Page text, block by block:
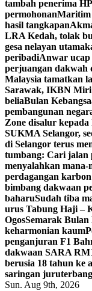
tambah penerima
permohonanMaritim
hasil tangkapan
LRA Kedah, tolak
gesa nelayan
peribadiAnwar ucap
perjuangan dakwah
Malaysia tamatkan
Sarawak, IKBN Miri
beliaBulan
pembangunan
Zone disalur kepada
SUKMA Selangor,
di Selangor terus
tumbang: Cari jalan
menyalahkan mana-
perdagangan
bimbang dakwaan
baharuSudah tiba
urus Tabung Haji –
OgosSemarak Bulan
keharmonian kaum
penganjuran F1
dakwaan SARA
berusia 18 tahun ke
saringan
Sun. Aug 9th, 2026